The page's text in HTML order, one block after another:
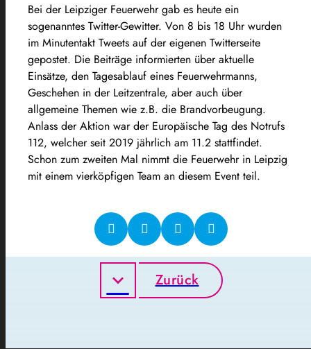
Bei der Leipziger Feuerwehr gab es heute ein
sogenanntes Twitter-Gewitter. Von 8 bis 18 Uhr wurden
im Minutentakt Tweets auf der eigenen Twitterseite
gepostet. Die Beiträge informierten über aktuelle
Einsätze, den Tagesablauf eines Feuerwehrmanns,
Geschehen in der Leitzentrale, aber auch über
allgemeine Themen wie z.B. die Brandvorbeugung.
Anlass der Aktion war der Europäische Tag des Notrufs
112, welcher seit 2019 jährlich am 11.2 stattfindet.
Schon zum zweiten Mal nimmt die Feuerwehr in Leipzig
mit einem vierköpfigen Team an diesem Event teil.
Zurück